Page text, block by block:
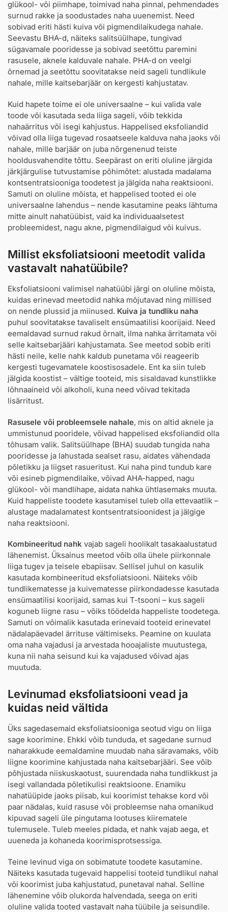
glükool- või piimhape, toimivad naha pinnal, pehmendades
surnud rakke ja soodustades naha uuenemist. Need
sobivad eriti hästi kuiva või pigmendilaikudega nahale.
Seevastu BHA-d, näiteks salitsüülhape, tungivad
sügavamale pooridesse ja sobivad seetõttu paremini
rasusele, aknele kalduvale nahale. PHA-d on veelgi
õrnemad ja seetõttu soovitatakse neid sageli tundlikule
nahale, mille kaitsebarjäär on kergesti kahjustatav.
Kuid hapete toime ei ole universaalne – kui valida vale
toode või kasutada seda liiga sageli, võib tekkida
nahaärritus või isegi kahjustus. Happelised eksfoliandid
võivad olla liiga tugevad rosaatseele kalduva naha jaoks või
nahale, mille barjäär on juba nõrgenenud teiste
hooldusvahendite tõttu. Seepärast on eriti oluline järgida
järkjärgulise tutvustamise põhimõtet: alustada madalama
kontsentratsiooniga toodetest ja jälgida naha reaktsiooni.
Samuti on oluline mõista, et happelised tooted ei ole
universaalne lahendus – nende kasutamine peaks lähtuma
mitte ainult nahatüübist, vaid ka individuaalsetest
probleemidest, nagu akne, pigmendilaigud või kuivus.
Millist eksfoliatsiooni meetodit valida
vastavalt nahatüübile?
Eksfoliatsiooni valimisel nahatüübi järgi on oluline mõista,
kuidas erinevad meetodid nahka mõjutavad ning millised
on nende plussid ja miinused. Kuiva ja tundliku naha
puhul soovitatakse tavaliselt ensümaatilisi koorijaid. Need
eemaldavad surnud rakud õrnalt, ilma nahka ärritamata või
selle kaitsebarjääri kahjustamata. See meetod sobib eriti
hästi neile, kelle nahk kaldub punetama või reageerib
kergesti tugevamatele koostisosadele. Ent ka siin tuleb
jälgida koostist – vältige tooteid, mis sisaldavad kunstlikke
lõhnaaineid või alkoholi, kuna need võivad tekitada
lisärritust.
Rasusele või probleemsele nahale, mis on altid aknele ja
ummistunud pooridele, võivad happelised eksfoliandid olla
tõhusam valik. Salitsüülhape (BHA) suudab tungida naha
pooridesse ja lahustada sealset rasu, aidates vähendada
põletikku ja liigset rasueritust. Kui naha pind tundub kare
või esineb pigmendilaike, võivad AHA-happed, nagu
glükool- või mandlihape, aidata nahka ühtlasemaks muuta.
Kuid happeliste toodete kasutamisel tuleb olla ettevaatlik –
alustage madalamatest kontsentratsioonidest ja jälgige
naha reaktsiooni.
Kombineeritud nahk vajab sageli hoolikalt tasakaalustatud
lähenemist. Üksainus meetod võib olla ühele piirkonnale
liiga tugev ja teisele ebapiisav. Sellisel juhul on kasulik
kasutada kombineeritud eksfoliatsiooni. Näiteks võib
tundlikematesse ja kuivematesse piirkondadesse kasutada
ensümaatilisi koorijaid, samas kui T-tsooni – kus sageli
koguneb liigne rasu – võiks töödelda happeliste toodetega.
Samuti on võimalik kasutada erinevaid tooteid erinevatel
nädalapäevadel ärrituse vältimiseks. Peamine on kuulata
oma naha vajadusi ja arvestada hooajaliste muutustega,
kuna nii naha seisund kui ka vajadused võivad ajas
muutuda.
Levinumad eksfoliatsiooni vead ja
kuidas neid vältida
Üks sagedasemaid eksfoliatsiooniga seotud vigu on liiga
sage koorimine. Ehkki võib tunduda, et sagedane surnud
naharakkude eemaldamine muudab naha säravamaks, võib
liigne koorimine kahjustada naha kaitsebarjääri. See võib
põhjustada niiskuskaotust, suurendada naha tundlikkust ja
isegi vallandada põletikulisi reaktsioone. Enamiku
nahatüüpide jaoks piisab, kui koorimist tehakse kord või
paar nädalas, kuid rasuse või probleemse naha omanikud
kipuvad sageli üle pingutama lootuses kiirematele
tulemusele. Tuleb meeles pidada, et nahk vajab aega, et
uueneda ja kohaneda koorimisprotsessiga.
Teine levinud viga on sobimatute toodete kasutamine.
Näiteks kasutada tugevaid happelisi tooteid tundlikul nahal
või koorimist juba kahjustatud, punetaval nahal. Selline
lähenemine võib olukorda halvendada, seega on eriti
oluline valida tooted vastavalt naha tüübile ja seisundile.